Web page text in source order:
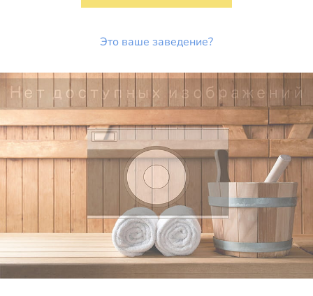
Это ваше заведение?